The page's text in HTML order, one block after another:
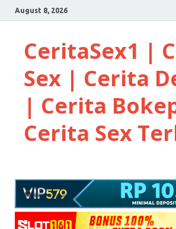
August 8, 2026
CeritaSex1 |
Sex | Cerita
| Cerita
Cerita Sex